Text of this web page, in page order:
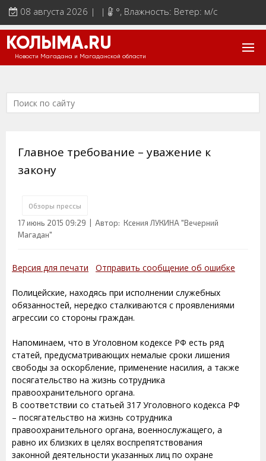
08 августа 2026 | | °, Влажность: Ветер: м/с
КОЛЫМА.RU
Новости Магадана и Магаданской области
Главное требование – уважение к
закону
Обзоры прессы
17 июнь 2015 09:29
| Автор: Ксения ЛУКИНА "Вечерний
Магадан"
Версия для печати Отправить сообщение об ошибке
Полицейские, находясь при исполнении служебных
обязанностей, нередко сталкиваются с проявлениями
агрессии со стороны граждан.
Напоминаем, что в Уголовном кодексе РФ есть ряд
статей, предусматривающих немалые сроки лишения
свободы за оскорбление, применение насилия, а также
посягательство на жизнь сотрудника
правоохранительного органа.
В соответствии со статьей 317 Уголовного кодекса РФ
– посягательство на жизнь сотрудника
правоохранительного органа, военнослужащего, а
равно их близких в целях воспрепятствования
законной деятельности указанных лиц по охране